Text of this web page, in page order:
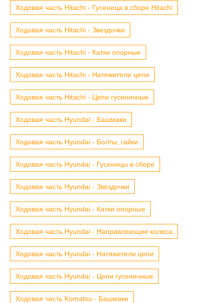
Ходовая часть Hitachi - Гусеница в сборе Hitachi
Ходовая часть Hitachi - Звездочки
Ходовая часть Hitachi - Катки опорные
Ходовая часть Hitachi - Натяжители цепи
Ходовая часть Hitachi - Цепи гусеничные
Ходовая часть Hyundai - Башмаки
Ходовая часть Hyundai - Болты, гайки
Ходовая часть Hyundai - Гусеницы в сборе
Ходовая часть Hyundai - Звездочки
Ходовая часть Hyundai - Катки опорные
Ходовая часть Hyundai - Направляющие колеса
Ходовая часть Hyundai - Натяжители цепи
Ходовая часть Hyundai - Цепи гусеничные
Ходовая часть Komatsu - Башмаки